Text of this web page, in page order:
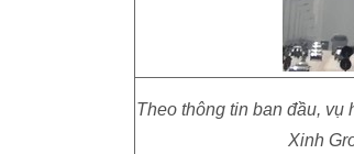
Theo thông tin ban đầu, vụ
Xinh